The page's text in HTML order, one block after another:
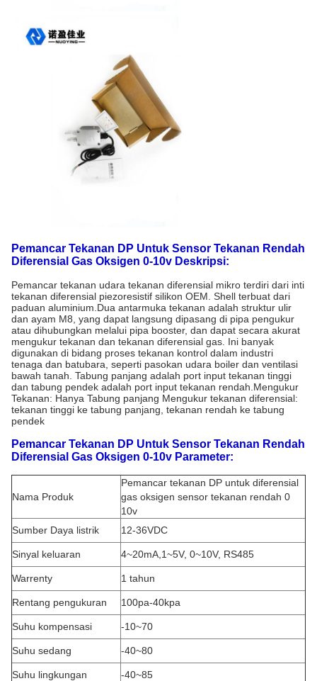
Pemancar Tekanan DP Untuk Sensor Tekanan Rendah
Diferensial Gas Oksigen 0-10v Deskripsi:
Pemancar tekanan udara tekanan diferensial mikro terdiri dari inti
tekanan diferensial piezoresistif silikon OEM. Shell terbuat dari
paduan aluminium.Dua antarmuka tekanan adalah struktur ulir
dan ayam M8, yang dapat langsung dipasang di pipa pengukur
atau dihubungkan melalui pipa booster, dan dapat secara akurat
mengukur tekanan dan tekanan diferensial gas. Ini banyak
digunakan di bidang proses tekanan kontrol dalam industri
tenaga dan batubara, seperti pasokan udara boiler dan ventilasi
bawah tanah. Tabung panjang adalah port input tekanan tinggi
dan tabung pendek adalah port input tekanan rendah.Mengukur
Tekanan: Hanya Tabung panjang Mengukur tekanan diferensial:
tekanan tinggi ke tabung panjang, tekanan rendah ke tabung
pendek
Pemancar Tekanan DP Untuk Sensor Tekanan Rendah
Diferensial Gas Oksigen 0-10v Parameter:
Nama Produk
Pemancar tekanan DP untuk diferensial
gas oksigen sensor tekanan rendah 0
10v
Sumber Daya listrik
12-36VDC
Sinyal keluaran 4~20mA,1~5V, 0~10V, RS485
Warrenty 1 tahun
Rentang pengukuran 100pa-40kpa
Suhu kompensasi -10~70
Suhu sedang -40~80
Suhu lingkungan -40~85